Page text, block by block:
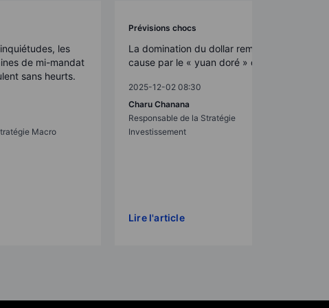
les
de mi-mandat
sans heurts.
Macro
Prévisions chocs
La domination du dollar remise en
cause par le « yuan doré » de Pékin
2025-12-02 08:30
Charu Chanana
Responsable de la Stratégie
Investissement
Lire l'article